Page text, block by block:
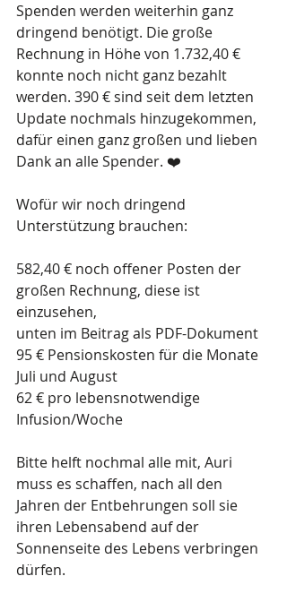
Spenden werden weiterhin ganz
dringend benötigt. Die große
Rechnung in Höhe von 1.732,40 €
konnte noch nicht ganz bezahlt
werden. 390 € sind seit dem letzten
Update nochmals hinzugekommen,
dafür einen ganz großen und lieben
Dank an alle Spender. ❤️
Wofür wir noch dringend
Unterstützung brauchen:
582,40 € noch offener Posten der
großen Rechnung, diese ist
einzusehen,
unten im Beitrag als PDF-Dokument
95 € Pensionskosten für die Monate
Juli und August
62 € pro lebensnotwendige
Infusion/Woche
Bitte helft nochmal alle mit, Auri
muss es schaffen, nach all den
Jahren der Entbehrungen soll sie
ihren Lebensabend auf der
Sonnenseite des Lebens verbringen
dürfen.